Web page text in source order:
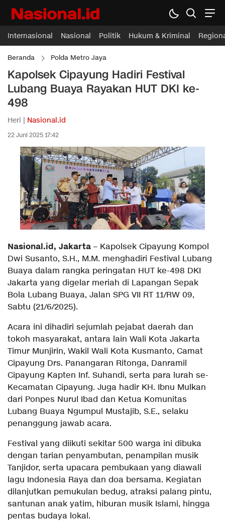
Internasional Nasional Politik Hukum & Kriminal
Beranda Polda Metro Jaya
Kapolsek Cipayung Hadiri Festival
Lubang Buaya Rayakan HUT DKI ke-
498
Heri | Nasional.id
22 Juni 2025 17:42
Nasional.id, Jakarta – Kapolsek Cipayung Kompol
Dwi Susanto, S.H., M.M. menghadiri Festival Lubang
Buaya dalam rangka peringatan HUT ke-498 DKI
Jakarta yang digelar meriah di Lapangan Sepak
Bola Lubang Buaya, Jalan SPG VII RT 11/RW 09,
Sabtu (21/6/2025).
Acara ini dihadiri sejumlah pejabat daerah dan
tokoh masyarakat, antara lain Wali Kota Jakarta
Timur Munjirin, Wakil Wali Kota Kusmanto, Camat
Cipayung Drs. Panangaran Ritonga, Danramil
Cipayung Kapten Inf. Suhandi, serta para lurah se-
Kecamatan Cipayung. Juga hadir KH. Ibnu Mulkan
dari Ponpes Nurul Ibad dan Ketua Komunitas
Lubang Buaya Ngumpul Mustajib, S.E., selaku
penanggung jawab acara.
Festival yang diikuti sekitar 500 warga ini dibuka
dengan tarian penyambutan, penampilan musik
Tanjidor, serta upacara pembukaan yang diawali
lagu Indonesia Raya dan doa bersama. Kegiatan
dilanjutkan pemukulan bedug, atraksi palang pintu,
santunan anak yatim, hiburan musik Islami, hingga
pentas budaya lokal.